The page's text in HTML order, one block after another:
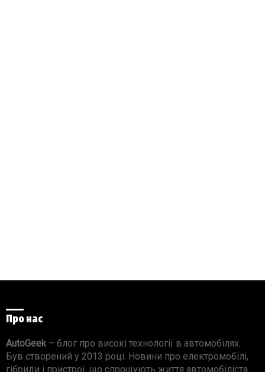
Про нас
AutoGeek– блог про високі технології в автомобілях.
Був створений у 2013 році. Новини про електромобілі,
гібриди і пристрої, що спрощують життя автомобіліста.